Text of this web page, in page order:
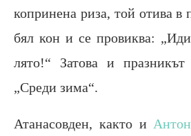
копринена риза, той отива в
бял кон и се провиква:
лято!“ Затова и
„Среди зима“.
Атанасовден, както и